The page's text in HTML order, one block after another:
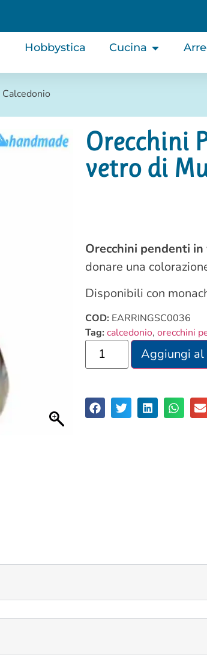
Hobbystica Cucina
Orecchini
vetro di
Orecchini pendenti
donare una
Disponibili con
COD: EARRINGSC0036
Tag:calcedonio, orecchini
Aggiungi al